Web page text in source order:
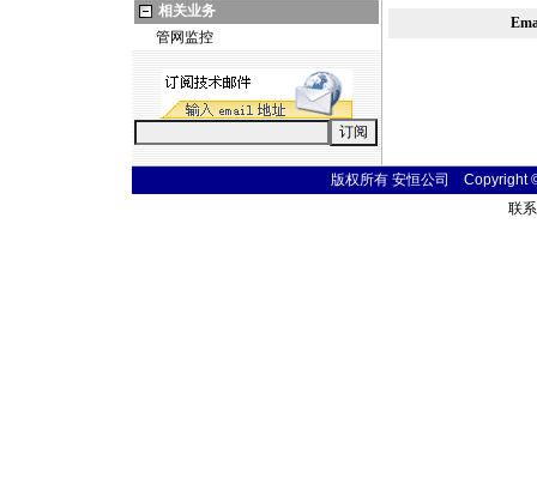
相关业务
管网监控
版权所有 安恒公司 Copyright
联